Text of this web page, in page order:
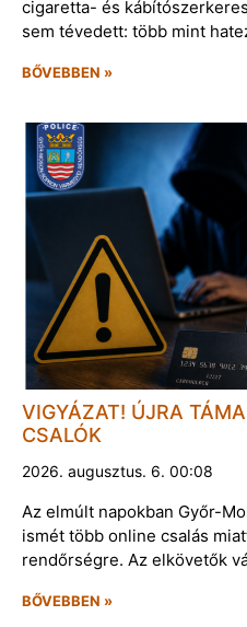
cigaretta- és
sem tévedett: több mint
BŐVEBBEN »
VIGYÁZAT! ÚJRA
CSALÓK
2026. augusztus. 6. 00:08
Az elmúlt napokban Győr-
ismét több online csalás
rendőrségre. Az elkövetők
BŐVEBBEN »